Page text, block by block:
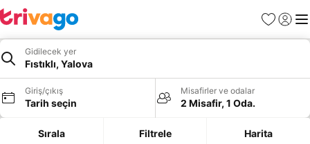
Favoriler
Giriş
Gidilecek yer
Fıstıklı, Yalova
Giriş/çıkış
Tarih seçin
Misafirler ve odalar
2 Misafir, 1 Oda.
Sırala Filtrele Harita